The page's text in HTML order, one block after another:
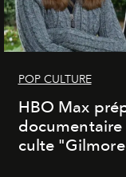
POP CULTURE
HBO Max
documentaire
culte